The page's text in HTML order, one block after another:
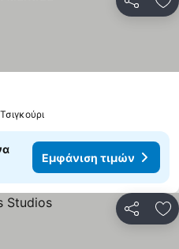
Εμφάνιση τιμών